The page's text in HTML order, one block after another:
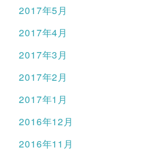
2017年5月
2017年4月
2017年3月
2017年2月
2017年1月
2016年12月
2016年11月